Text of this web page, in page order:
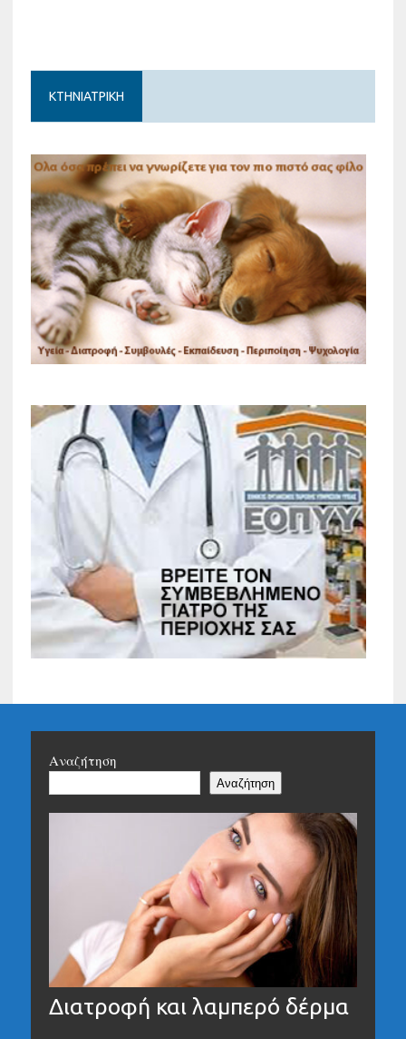
ΚΤΗΝΙΑΤΡΙΚΗ
Αναζήτηση
Αναζήτηση
Διατροφή και λαμπερό δέρμα